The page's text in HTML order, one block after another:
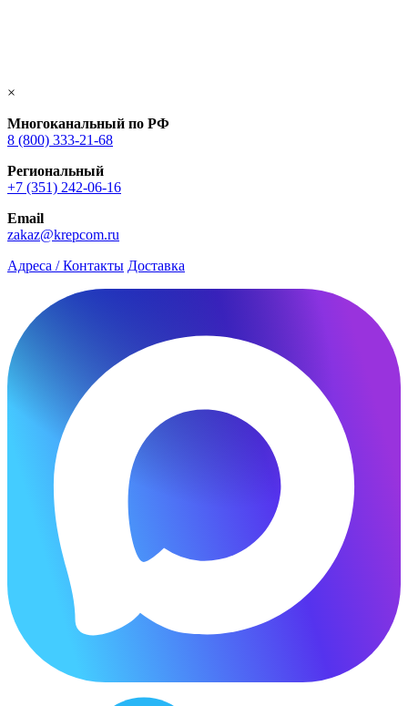
×
Многоканальный по РФ
8 (800) 333‑21-68
Региональный
+7 (351) 242-06-16
Email
zakaz@krepcom.ru
Адреса / Контакты Доставка